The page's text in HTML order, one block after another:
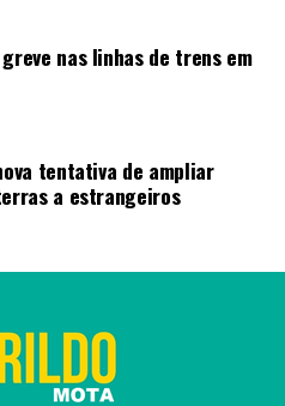
nas linhas de trens em
tentativa de ampliar
a estrangeiros